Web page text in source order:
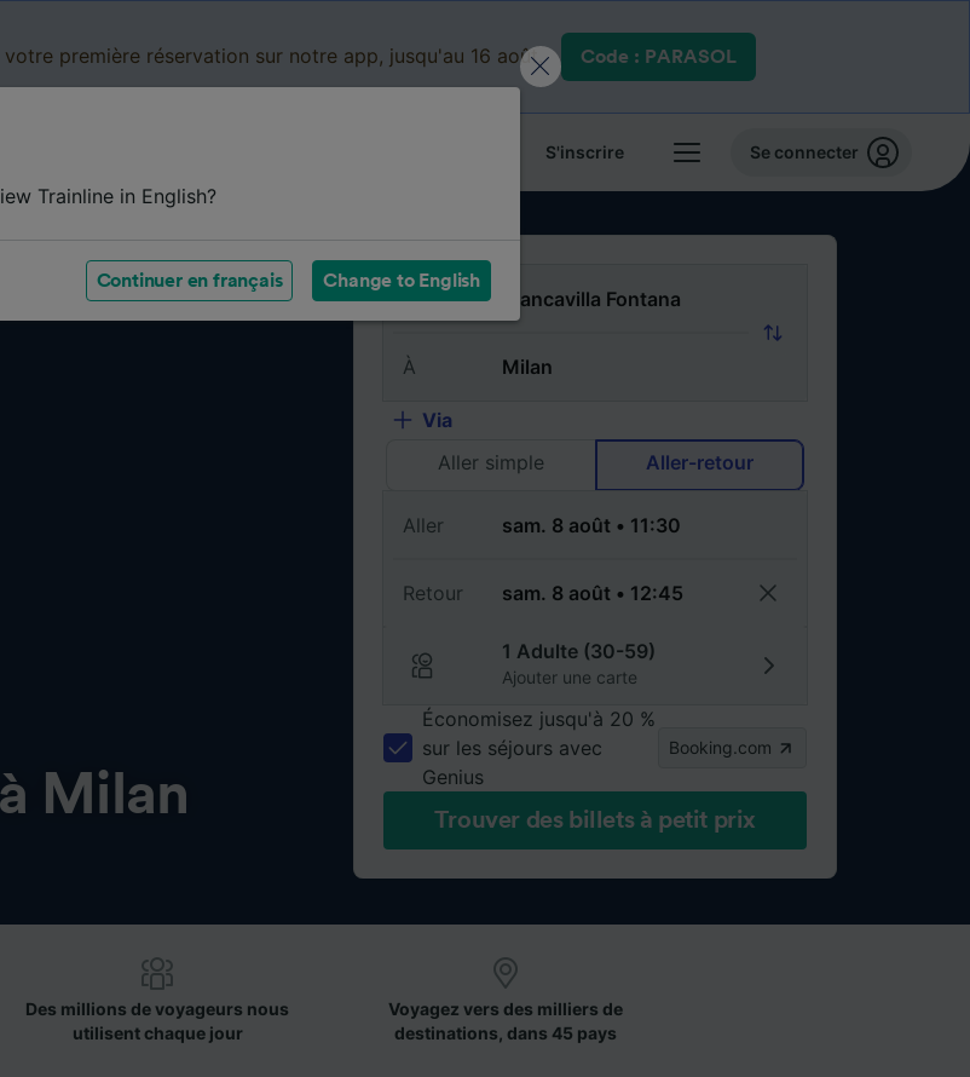
première réservation sur notre app, jusqu'au 16 août. Code : PARASOL
S'inscrire Se connecter
Milan
De
À
Via
Aller simple
Aller-retour
Aller
Retour
1 Adulte (30-59)
Ajouter une carte
Économisez jusqu'à 20 %
sur les séjours avec
Genius
Booking.com
Trouver des billets à petit prix
Des millions de voyageurs nous
utilisent chaque jour
Voyagez vers des milliers de
destinations, dans 45 pays
Trainline in English?
Continuer en français Change to English